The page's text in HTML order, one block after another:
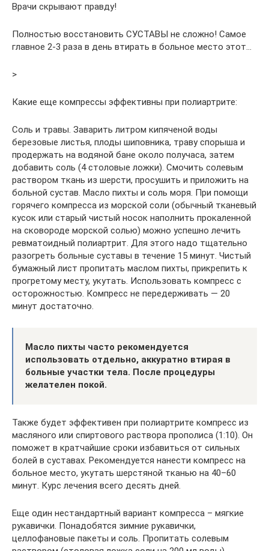
Врачи скрывают правду!
Полностью восстановить СУСТАВЫ не сложно! Самое
главное 2-3 раза в день втирать в больное место этот…
>
Какие еще компрессы эффективны при полиартрите:
Соль и травы. Заварить литром кипяченой воды
березовые листья, плоды шиповника, траву спорыша и
продержать на водяной бане около получаса, затем
добавить соль (4 столовые ложки). Смочить солевым
раствором ткань из шерсти, просушить и приложить на
больной сустав. Масло пихты и соль моря. При помощи
горячего компресса из морской соли (обычный тканевый
кусок или старый чистый носок наполнить прокаленной
на сковороде морской солью) можно успешно лечить
ревматоидный полиартрит. Для этого надо тщательно
разогреть больные суставы в течение 15 минут. Чистый
бумажный лист пропитать маслом пихты, прикрепить к
прогретому месту, укутать. Использовать компресс с
осторожностью. Компресс не передерживать — 20
минут достаточно.
Масло пихты часто рекомендуется
использовать отдельно, аккуратно втирая в
больные участки тела. После процедуры
желателен покой.
Также будет эффективен при полиартрите компресс из
масляного или спиртового раствора прополиса (1:10). Он
поможет в кратчайшие сроки избавиться от сильных
болей в суставах. Рекомендуется нанести компресс на
больное место, укутать шерстяной тканью на 40–60
минут. Курс лечения всего десять дней.
Еще один нестандартный вариант компресса – мягкие
рукавички. Понадобятся зимние рукавички,
целлофановые пакеты и соль. Пропитать солевым